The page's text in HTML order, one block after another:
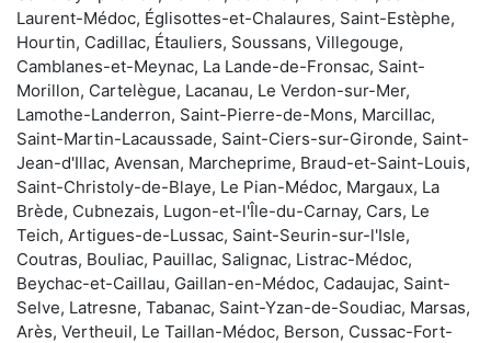
Laurent-Médoc, Églisottes-et-Chalaures, Saint-Estèphe,
Hourtin, Cadillac, Étauliers, Soussans, Villegouge,
Camblanes-et-Meynac, La Lande-de-Fronsac, Saint-
Morillon, Cartelègue, Lacanau, Le Verdon-sur-Mer,
Lamothe-Landerron, Saint-Pierre-de-Mons, Marcillac,
Saint-Martin-Lacaussade, Saint-Ciers-sur-Gironde, Saint-
Jean-d'Illac, Avensan, Marcheprime, Braud-et-Saint-Louis,
Saint-Christoly-de-Blaye, Le Pian-Médoc, Margaux, La
Brède, Cubnezais, Lugon-et-l'Île-du-Carnay, Cars, Le
Teich, Artigues-de-Lussac, Saint-Seurin-sur-l'Isle,
Coutras, Bouliac, Pauillac, Salignac, Listrac-Médoc,
Beychac-et-Caillau, Gaillan-en-Médoc, Cadaujac, Saint-
Selve, Latresne, Tabanac, Saint-Yzan-de-Soudiac, Marsas,
Arès, Vertheuil, Le Taillan-Médoc, Berson, Cussac-Fort-